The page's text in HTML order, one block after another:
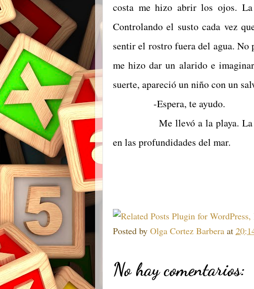
costa me hizo abrir los ojos.
Controlando el susto cada vez
sentir el rostro fuera del agua. No
me hizo dar un alarido e
suerte, apareció un niño con un
-Espera, te ayudo.
Me llevó a la playa. La
en las profundidades del
Posted by Olga Cortez Barbera at
No hay comentarios: